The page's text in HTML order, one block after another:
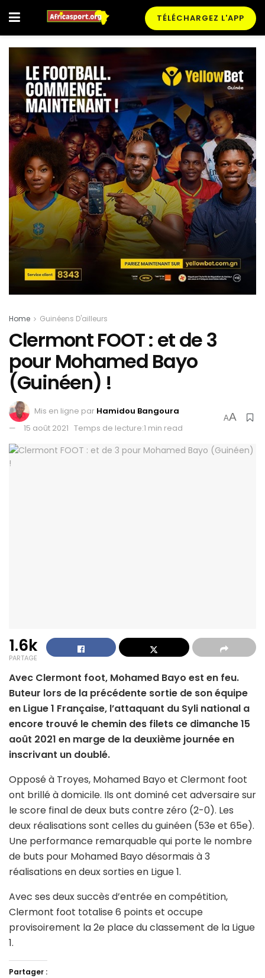
TÉLÉCHARGEZ L'APP
Home Guinéens D'ailleurs
Clermont FOOT : et de 3
pour Mohamed Bayo
(Guinéen) !
Mis en ligne par Hamidou Bangoura
15 août 2021 Temps de lecture:1 min read
AA
1.6k
PARTAGE
Avec Clermont foot, Mohamed Bayo est en feu.
Buteur lors de la précédente sortie de son équipe
en Ligue 1 Française, l’attaquant du Syli national a
encore trouvé le chemin des filets ce dimanche 15
août 2021 en marge de la deuxième journée en
inscrivant un doublé.
Opposé à Troyes, Mohamed Bayo et Clermont foot
ont brillé à domicile. Ils ont dominé cet adversaire sur
le score final de deux buts contre zéro (2-0). Les
deux réalisations sont celles du guinéen (53e et 65e).
Une performance remarquable qui porte le nombre
de buts pour Mohamed Bayo désormais à 3
réalisations en deux sorties en Ligue 1.
Avec ses deux succès d’entrée en compétition,
Clermont foot totalise 6 points et occupe
provisoirement la 2e place du classement de la Ligue
1.
Partager :